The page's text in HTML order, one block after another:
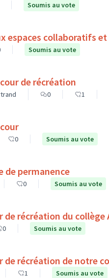
Soumis au vote
espaces collaboratifs
Soumis au vote
de récréation
0 1
0 Soumis au vote
de permanence
0 Soumis au vote
de récréation du collège
0 Soumis au vote
de récréation de notre
1 Soumis au vote